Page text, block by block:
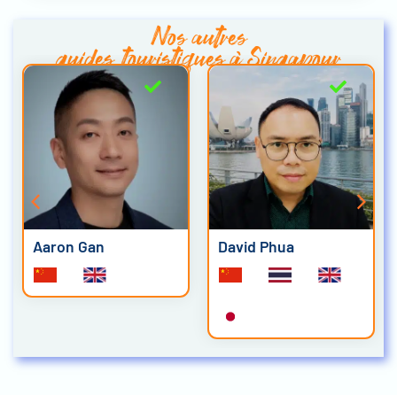
Nos autres
guides touristiques à Singapour
Aaron Gan David Phua